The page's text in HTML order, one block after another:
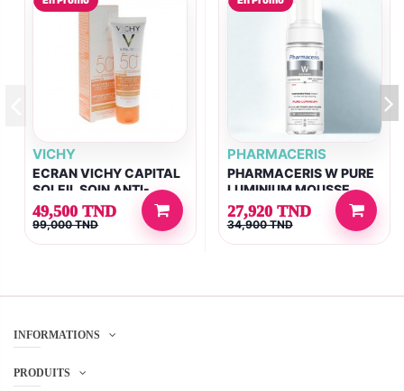
VICHY
ECRAN VICHY CAPITAL
SOLEIL SOIN ANTI-
TACHES TEINTE 3-EN-1
SPF50+ 50ML
49,500 TND
99,000 TND
PHARMACERIS
PHARMACERIS W PURE
LUMINIUM MOUSSE
NETTOYANTE ANTI
TACHES 150ML
27,920 TND
34,900 TND
INFORMATIONS
PRODUITS